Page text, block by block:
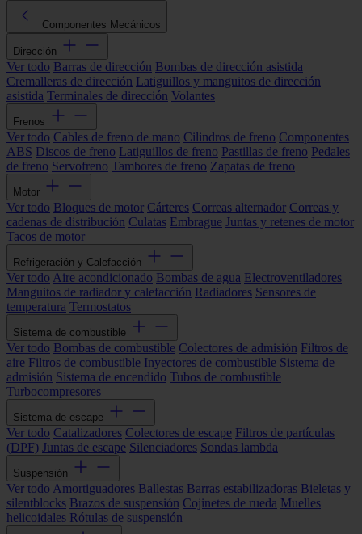
Componentes Mecánicos
Dirección
Ver todo Barras de dirección Bombas de dirección asistida
Cremalleras de dirección Latiguillos y manguitos de dirección
asistida Terminales de dirección Volantes
Frenos
Ver todo Cables de freno de mano Cilindros de freno Componentes
ABS Discos de freno Latiguillos de freno Pastillas de freno Pedales
de freno Servofreno Tambores de freno Zapatas de freno
Motor
Ver todo Bloques de motor Cárteres Correas alternador Correas y
cadenas de distribución Culatas Embrague Juntas y retenes de motor
Tacos de motor
Refrigeración y Calefacción
Ver todo Aire acondicionado Bombas de agua Electroventiladores
Manguitos de radiador y calefacción Radiadores Sensores de
temperatura Termostatos
Sistema de combustible
Ver todo Bombas de combustible Colectores de admisión Filtros de
aire Filtros de combustible Inyectores de combustible Sistema de
admisión Sistema de encendido Tubos de combustible
Turbocompresores
Sistema de escape
Ver todo Catalizadores Colectores de escape Filtros de partículas
(DPF) Juntas de escape Silenciadores Sondas lambda
Suspensión
Ver todo Amortiguadores Ballestas Barras estabilizadoras Bieletas y
silentblocks Brazos de suspensión Cojinetes de rueda Muelles
helicoidales Rótulas de suspensión